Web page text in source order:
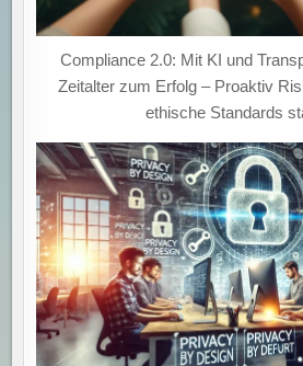
Compliance 2.0: Mit KI und
Zeitalter zum Erfolg – Proaktiv
ethische Standards